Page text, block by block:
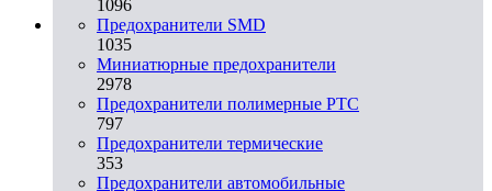
1096
Предохранители SMD
1035
Миниатюрные предохранители
2978
Предохранители полимерные PTC
797
Предохранители термические
353
Предохранители автомобильные